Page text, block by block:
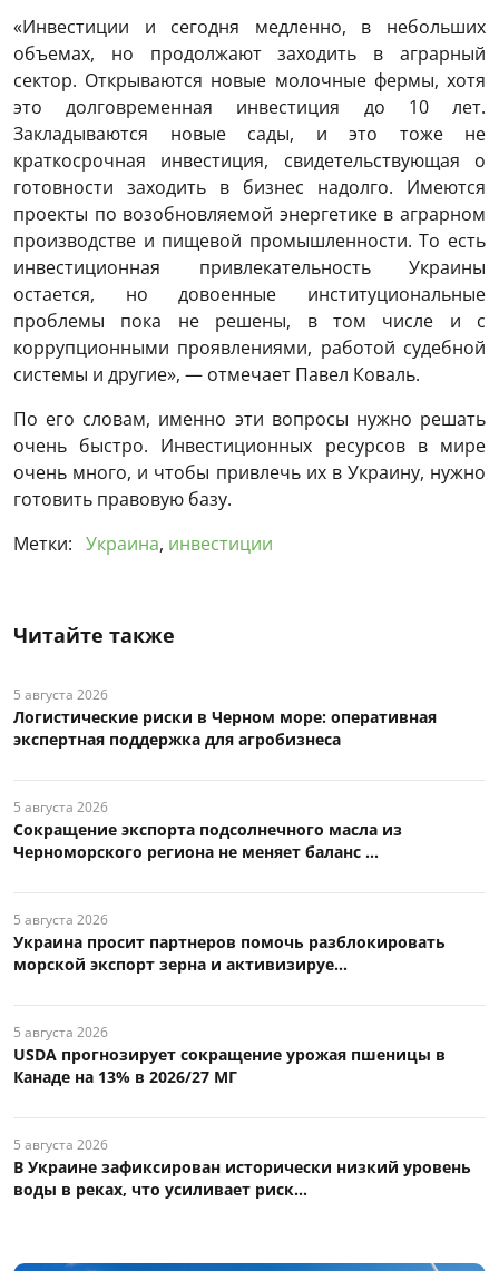
«Инвестиции и сегодня медленно, в небольших
объемах, но продолжают заходить в аграрный
сектор. Открываются новые молочные фермы, хотя
это долговременная инвестиция до 10 лет.
Закладываются новые сады, и это тоже не
краткосрочная инвестиция, свидетельствующая о
готовности заходить в бизнес надолго. Имеются
проекты по возобновляемой энергетике в аграрном
производстве и пищевой промышленности. То есть
инвестиционная привлекательность Украины
остается, но довоенные институциональные
проблемы пока не решены, в том числе и с
коррупционными проявлениями, работой судебной
системы и другие», — отмечает Павел Коваль.
По его словам, именно эти вопросы нужно решать
очень быстро. Инвестиционных ресурсов в мире
очень много, и чтобы привлечь их в Украину, нужно
готовить правовую базу.
Метки: Украина, инвестиции
Читайте также
5 августа 2026
Логистические риски в Черном море: оперативная
экспертная поддержка для агробизнеса
5 августа 2026
Сокращение экспорта подсолнечного масла из
Черноморского региона не меняет баланс ...
5 августа 2026
Украина просит партнеров помочь разблокировать
морской экспорт зерна и активизируе...
5 августа 2026
USDA прогнозирует сокращение урожая пшеницы в
Канаде на 13% в 2026/27 МГ
5 августа 2026
В Украине зафиксирован исторически низкий уровень
воды в реках, что усиливает риск...